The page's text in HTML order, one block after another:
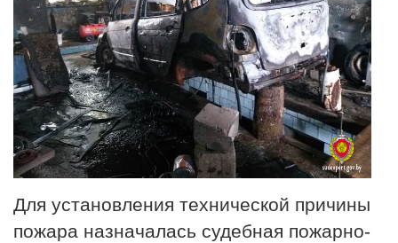
Для установления технической причины
пожара назначалась судебная пожарно-